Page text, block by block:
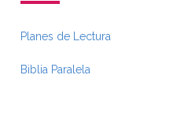
Planes de Lectura
Biblia Paralela